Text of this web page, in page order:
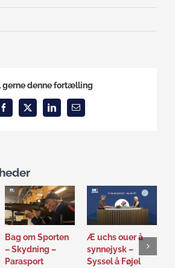
gerne denne fortælling
Facebook
X LinkedInEmail
Bag om Sporten
– Skydning –
Parasport
Æ uchs ouer å
synnejysk –
Syssel å Føjel